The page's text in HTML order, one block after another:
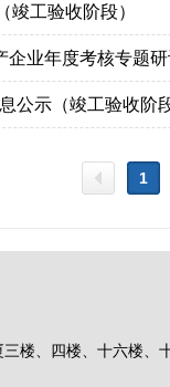
竣工验收阶段）
企业年度考核专题
公示（竣工验收阶
1
楼、四楼、十六楼、